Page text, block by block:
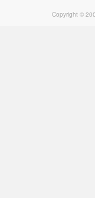
Copyright ©